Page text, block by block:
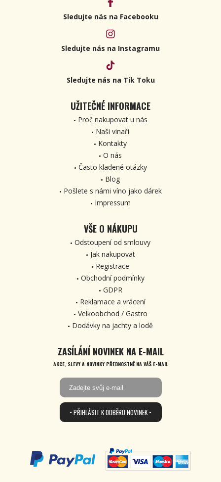
Sledujte nás na Facebooku
Sledujte nás na Instagramu
Sledujte nás na Tik Toku
UŽITEČNÉ INFORMACE
Proč nakupovat u nás
Naši vinaři
Kontakty
O nás
Často kladené otázky
Blog
Pošlete s námi víno jako dárek
Impressum
VŠE O NÁKUPU
Odstoupení od smlouvy
Jak nakupovat
Registrace
Obchodní podmínky
GDPR
Reklamace a vrácení
Velkoobchod / Gastro
Dodávky na jachty a lodě
ZASÍLÁNÍ NOVINEK NA E-MAIL
AKCE, SLEVY A NOVINKY PŘEDNOSTNĚ NA VÁŠ E-MAIL
• PŘIHLÁSIT K ODBĚRU NOVINEK •